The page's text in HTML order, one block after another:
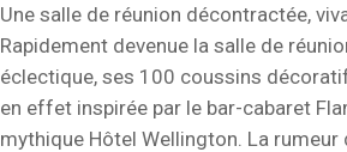
Une salle de réunion décontractée,
Rapidement devenue la salle de
éclectique, ses 100 coussins
en effet inspirée par le bar-cabaret
mythique Hôtel Wellington. La